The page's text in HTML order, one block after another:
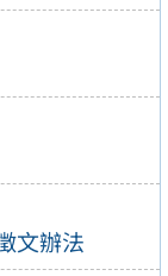
文辦法